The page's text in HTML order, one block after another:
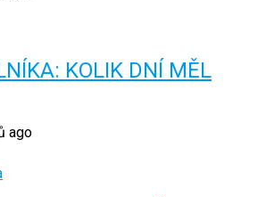
KOLIK DNÍ MĚL
ago